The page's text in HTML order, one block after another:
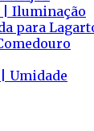
| Iluminação
para
Umidade